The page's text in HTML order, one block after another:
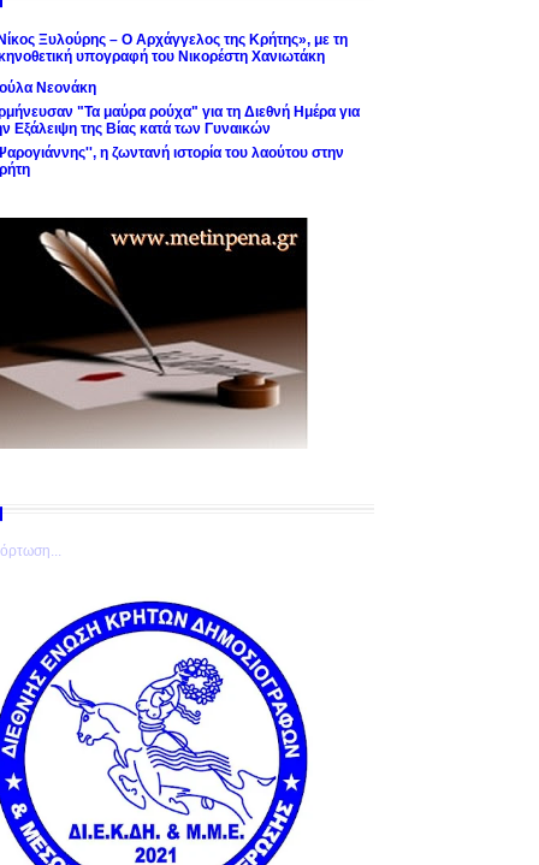
Ξυλούρης – Ο Αρχάγγελος της Κρήτης», με τη
υπογραφή του Νικορέστη Χανιωτάκη
Νεονάκη
"Τα μαύρα ρούχα" για τη Διεθνή Ημέρα για
Εξάλειψη της Βίας κατά των Γυναικών
η ζωντανή ιστορία του λαούτου στην